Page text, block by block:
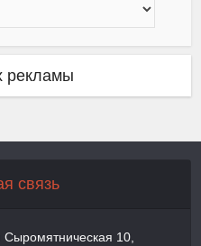
рекламы
связь
Сыромятническая 10,